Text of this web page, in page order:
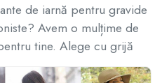
de iarnă pentru gravide
Avem o mulțime de
tine. Alege cu grijă